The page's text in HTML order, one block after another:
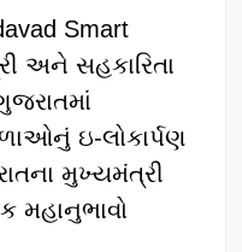
Smart
અને સહકારિતા
ઇ-લોકાર્પણ
મુખ્યમંત્રી
મહાનુભાવો